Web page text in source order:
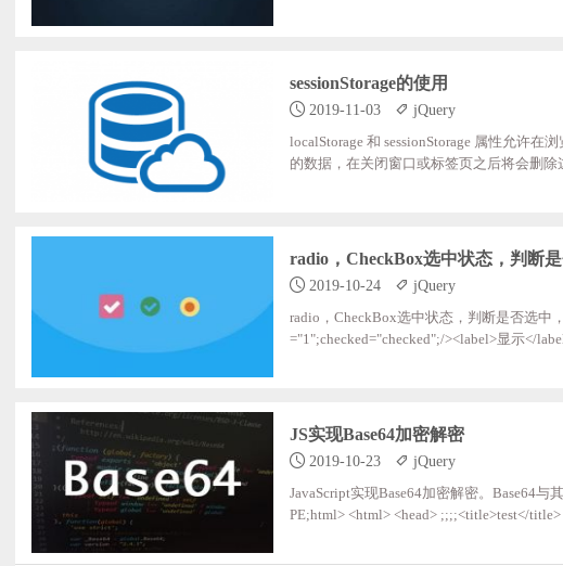
sessionStorage的使用
2019-11-03 jQuery
localStorage 和 sessionStorage 属性允许在
的数据，在关闭窗口或标签页之后将会删除
radio，CheckBox选中状态，判断
2019-10-24 jQuery
radio，CheckBox选中状态，判断是否选中
="1";checked="checked";/><label>显示</
JS实现Base64加密解密
2019-10-23 jQuery
JavaScript实现Base64加密解密。Base64
PE;html> <html> <head> ;;;;<title>test</